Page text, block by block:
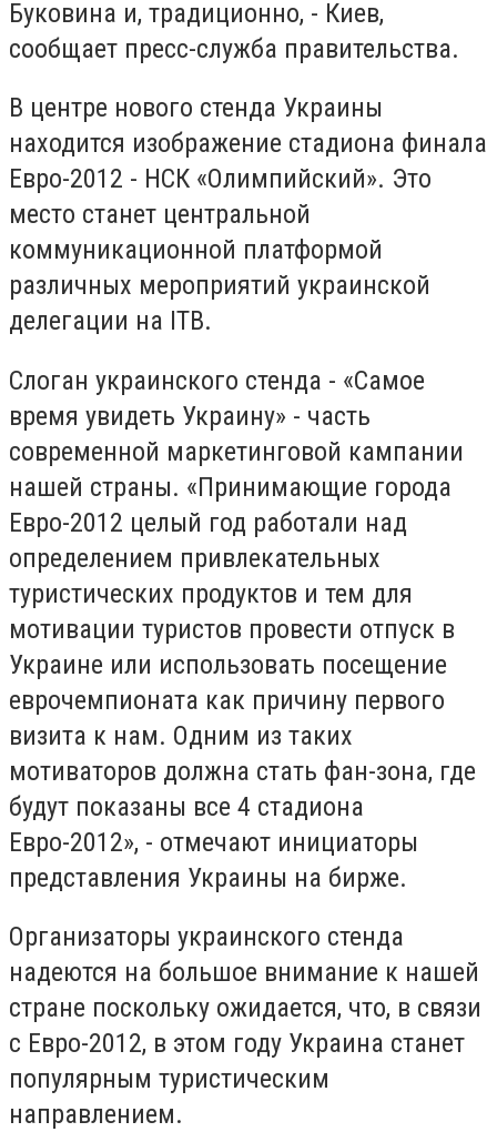
Буковина и, традиционно, - Киев,
сообщает пресс-служба правительства.
В центре нового стенда Украины
находится изображение стадиона финала
Евро-2012 - НСК «Олимпийский». Это
место станет центральной
коммуникационной платформой
различных мероприятий украинской
делегации на ITB.
Слоган украинского стенда - «Самое
время увидеть Украину» - часть
современной маркетинговой кампании
нашей страны. «Принимающие города
Евро-2012 целый год работали над
определением привлекательных
туристических продуктов и тем для
мотивации туристов провести отпуск в
Украине или использовать посещение
еврочемпионата как причину первого
визита к нам. Одним из таких
мотиваторов должна стать фан-зона, где
будут показаны все 4 стадиона
Евро-2012», - отмечают инициаторы
представления Украины на бирже.
Организаторы украинского стенда
надеются на большое внимание к нашей
стране поскольку ожидается, что, в связи
с Евро-2012, в этом году Украина станет
популярным туристическим
направлением.